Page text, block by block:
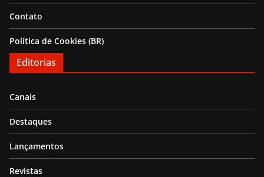
Contato
Política de Cookies (BR)
Editorias
Canais
Destaques
Lançamentos
Revistas